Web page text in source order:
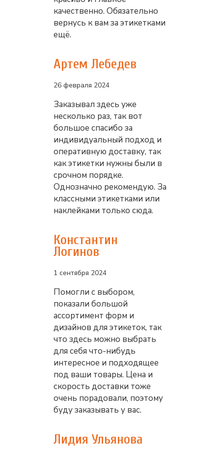
качественно. Обязательно
вернусь к вам за этикетками
ещё.
Артем Лебедев
26 февраля 2024
Заказывал здесь уже
несколько раз, так вот
большое спасибо за
индивидуальный подход и
оперативную доставку, так
как этикетки нужны были в
срочном порядке.
Однозначно рекомендую. За
классными этикетками или
наклейками только сюда.
Константин
Логинов
1 сентября 2024
Помогли с выбором,
показали большой
ассортимент форм и
дизайнов для этикеток, так
что здесь можно выбрать
для себя что-нибудь
интересное и подходящее
под ваши товары. Цена и
скорость доставки тоже
очень порадовали, поэтому
буду заказывать у вас.
Лидия Ульянова